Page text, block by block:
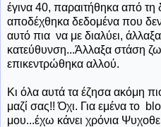
έγινα 40, παραιτήθηκα από τη
αποδέχθηκα δεδομένα που
αυτό πια να με διαλύει,
κατεύθυνση...Άλλαξα στάση
επικεντρώθηκα αλλού.
Κι όλα αυτά τα έζησα ακόμη
μαζί σας!! Όχι. Για εμένα το
μου...έχω κάνει χρόνια